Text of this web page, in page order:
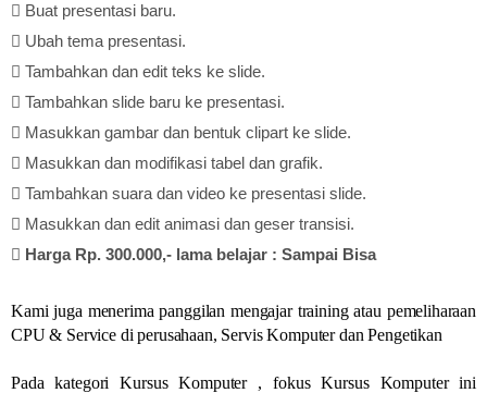
 Buat presentasi baru.
 Ubah tema presentasi.
 Tambahkan dan edit teks ke slide.
 Tambahkan slide baru ke presentasi.
 Masukkan gambar dan bentuk clipart ke slide.
 Masukkan dan modifikasi tabel dan grafik.
 Tambahkan suara dan video ke presentasi slide.
 Masukkan dan edit animasi dan geser transisi.
 Harga Rp. 300.000,- lama belajar : Sampai Bisa
Kami juga menerima panggilan mengajar training atau pemeliharaan
CPU & Service di perusahaan, Servis Komputer dan Pengetikan
Pada kategori Kursus Komputer , fokus Kursus Komputer ini